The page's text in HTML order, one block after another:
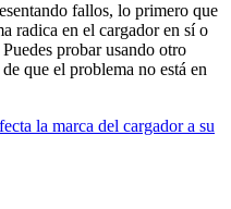
fallos, lo primero que
radica en el cargador en sí o
probar usando otro
que el problema no está en
la marca del cargador a su